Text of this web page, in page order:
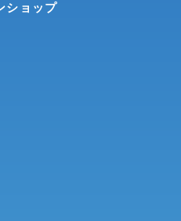
ショップ